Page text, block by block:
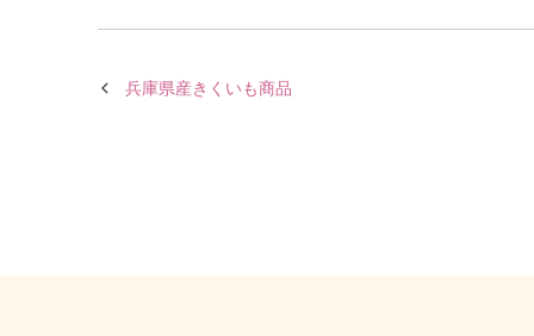
兵庫県産きくいも商品